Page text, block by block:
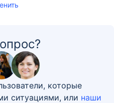
которые
ситуациями, или наши